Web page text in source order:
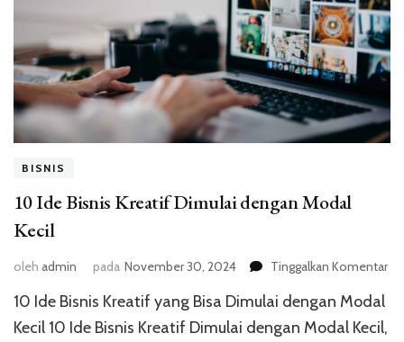
BISNIS
10 Ide Bisnis Kreatif Dimulai dengan Modal
Kecil
oleh admin pada November 30, 2024 Tinggalkan Komentar
10 Ide Bisnis Kreatif yang Bisa Dimulai dengan Modal
Kecil 10 Ide Bisnis Kreatif Dimulai dengan Modal Kecil,